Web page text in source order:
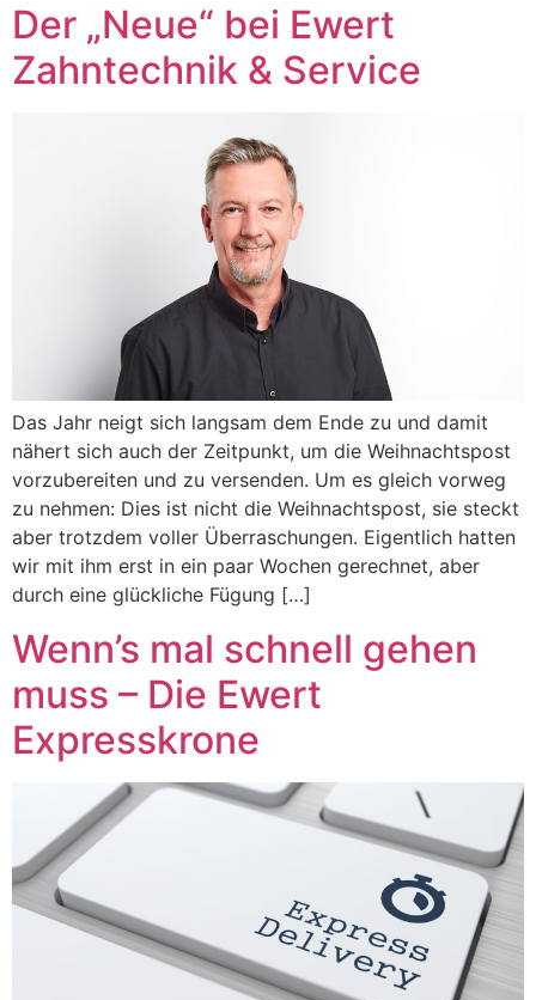
Der „Neue“ bei Ewert
Zahntechnik & Service
Das Jahr neigt sich langsam dem Ende zu und damit
nähert sich auch der Zeitpunkt, um die Weihnachtspost
vorzubereiten und zu versenden. Um es gleich vorweg
zu nehmen: Dies ist nicht die Weihnachtspost, sie steckt
aber trotzdem voller Überraschungen. Eigentlich hatten
wir mit ihm erst in ein paar Wochen gerechnet, aber
durch eine glückliche Fügung […]
Wenn’s mal schnell gehen
muss – Die Ewert
Expresskrone